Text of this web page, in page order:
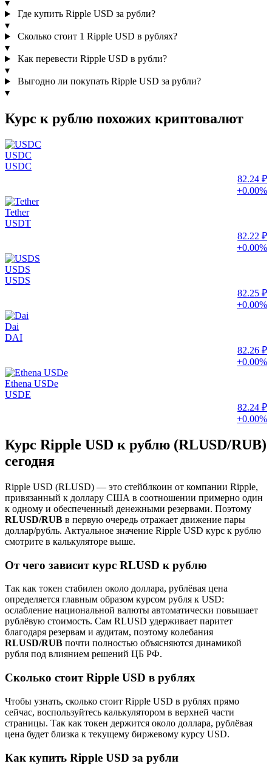
▾
Где купить Ripple USD за рубли?
▾
Сколько стоит 1 Ripple USD в рублях?
▾
Как перевести Ripple USD в рубли?
▾
Выгодно ли покупать Ripple USD за рубли?
▾
Курс к рублю похожих криптовалют
USDC
USDC
82.24 ₽
+0.00%
Tether
USDT
82.22 ₽
+0.00%
USDS
USDS
82.25 ₽
+0.00%
Dai
DAI
82.26 ₽
+0.00%
Ethena USDe
USDE
82.24 ₽
+0.00%
Курс Ripple USD к рублю (RLUSD/RUB)
сегодня
Ripple USD (RLUSD) — это стейблкоин от компании Ripple,
привязанный к доллару США в соотношении примерно один
к одному и обеспеченный денежными резервами. Поэтому
RLUSD/RUB в первую очередь отражает движение пары
доллар/рубль. Актуальное значение Ripple USD курс к рублю
смотрите в калькуляторе выше.
От чего зависит курс RLUSD к рублю
Так как токен стабилен около доллара, рублёвая цена
определяется главным образом курсом рубля к USD:
ослабление национальной валюты автоматически повышает
рублёвую стоимость. Сам RLUSD удерживает паритет
благодаря резервам и аудитам, поэтому колебания
RLUSD/RUB почти полностью объясняются динамикой
рубля под влиянием решений ЦБ РФ.
Сколько стоит Ripple USD в рублях
Чтобы узнать, сколько стоит Ripple USD в рублях прямо
сейчас, воспользуйтесь калькулятором в верхней части
страницы. Так как токен держится около доллара, рублёвая
цена будет близка к текущему биржевому курсу USD.
Как купить Ripple USD за рубли